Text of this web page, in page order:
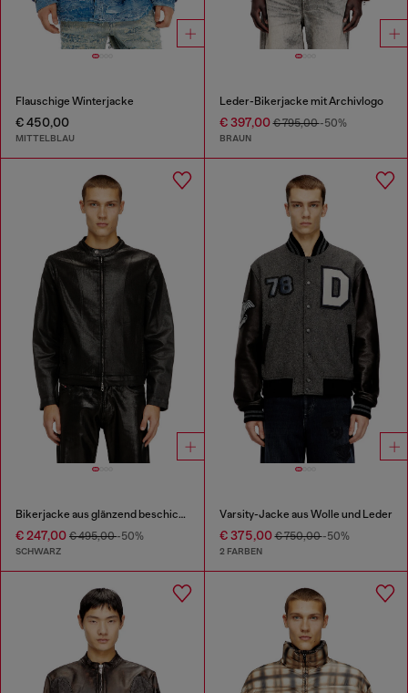
Flauschige Winterjacke
€ 450,00
MITTELBLAU
Leder-Bikerjacke mit Archivlogo
€ 397,00€ 795,00-50%
BRAUN
Bikerjacke aus glänzend beschichteten JoggJeans
€ 247,00 € 495,00-50%
SCHWARZ
Varsity-Jacke aus Wolle und Leder
€ 375,00€ 750,00-50%
2 FARBEN